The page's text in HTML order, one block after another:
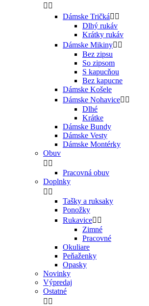
 
Dámske Tričká 
Dlhý rukáv
Krátky rukáv
Dámske Mikiny 
Bez zipsu
So zipsom
S kapucňou
Bez kapucne
Dámske Košele
Dámske Nohavice 
Dlhé
Krátke
Dámske Bundy
Dámske Vesty
Dámske Montérky
Obuv
 
Pracovná obuv
Doplnky
 
Tašky a ruksaky
Ponožky
Rukavice 
Zimné
Pracovné
Okuliare
Peňaženky
Opasky
Novinky
Výpredaj
Ostatné
 